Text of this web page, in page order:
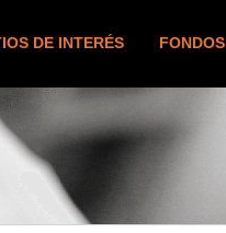
DE INTERÉS FONDOS